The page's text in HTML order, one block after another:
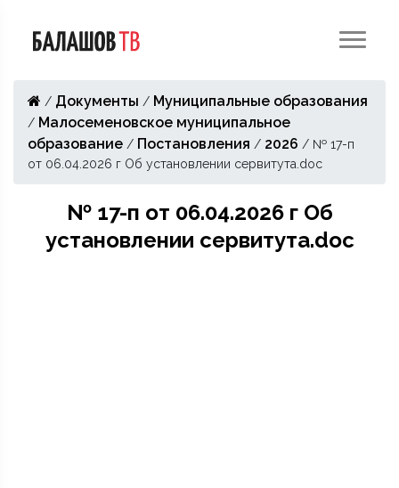
/ Документы / Муниципальные образования
/ Малосеменовское муниципальное
образование / Постановления / 2026 / № 17-п
от 06.04.2026 г Об установлении сервитута.doc
№ 17-п от 06.04.2026 г Об
установлении сервитута.doc